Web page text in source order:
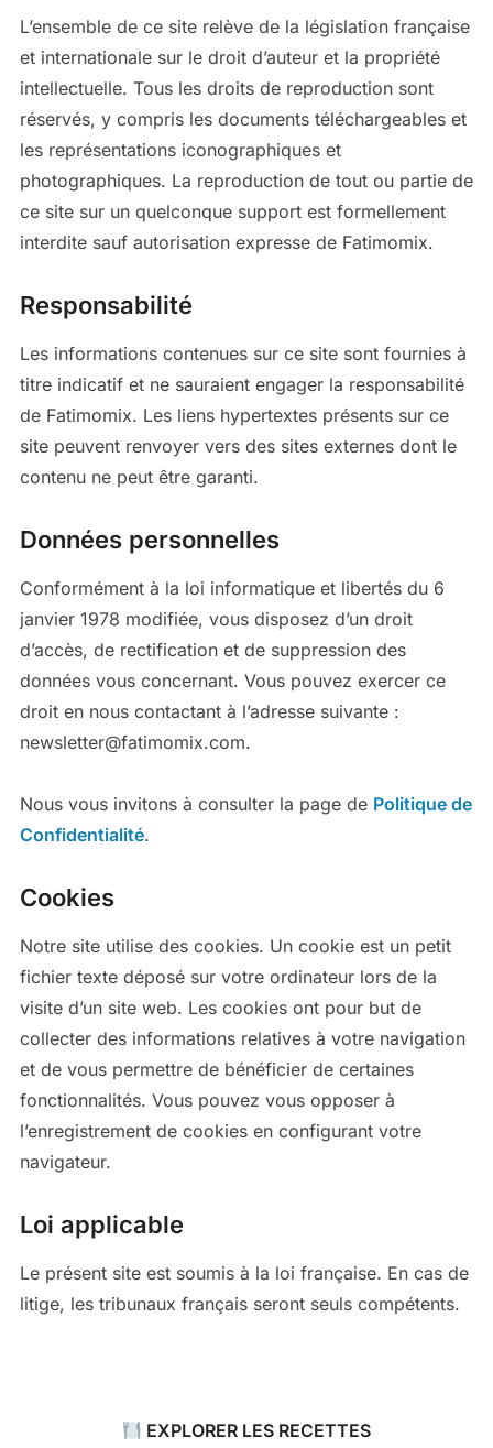
L’ensemble de ce site relève de la législation française
et internationale sur le droit d’auteur et la propriété
intellectuelle. Tous les droits de reproduction sont
réservés, y compris les documents téléchargeables et
les représentations iconographiques et
photographiques. La reproduction de tout ou partie de
ce site sur un quelconque support est formellement
interdite sauf autorisation expresse de Fatimomix.
Responsabilité
Les informations contenues sur ce site sont fournies à
titre indicatif et ne sauraient engager la responsabilité
de Fatimomix. Les liens hypertextes présents sur ce
site peuvent renvoyer vers des sites externes dont le
contenu ne peut être garanti.
Données personnelles
Conformément à la loi informatique et libertés du 6
janvier 1978 modifiée, vous disposez d’un droit
d’accès, de rectification et de suppression des
données vous concernant. Vous pouvez exercer ce
droit en nous contactant à l’adresse suivante :
newsletter@fatimomix.com.
Nous vous invitons à consulter la page de Politique de
Confidentialité.
Cookies
Notre site utilise des cookies. Un cookie est un petit
fichier texte déposé sur votre ordinateur lors de la
visite d’un site web. Les cookies ont pour but de
collecter des informations relatives à votre navigation
et de vous permettre de bénéficier de certaines
fonctionnalités. Vous pouvez vous opposer à
l’enregistrement de cookies en configurant votre
navigateur.
Loi applicable
Le présent site est soumis à la loi française. En cas de
litige, les tribunaux français seront seuls compétents.
EXPLORER LES RECETTES